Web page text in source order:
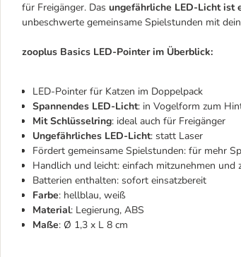
für Freigänger. Das ungefährliche LED-Licht ist
unbeschwerte gemeinsame Spielstunden mit
zooplus Basics LED-Pointer im Überblick:
LED-Pointer für Katzen im Doppelpack
Spannendes LED-Licht: in Vogelform zum
Mit Schlüsselring: ideal auch für Freigänger
Ungefährliches LED-Licht: statt Laser
Fördert gemeinsame Spielstunden: für mehr
Handlich und leicht: einfach mitzunehmen und
Batterien enthalten: sofort einsatzbereit
Farbe: hellblau, weiß
Material: Legierung, ABS
Maße: Ø 1,3 x L 8 cm